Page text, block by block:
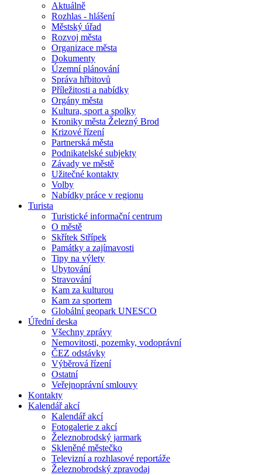
Aktuálně
Rozhlas - hlášení
Městský úřad
Rozvoj města
Organizace města
Dokumenty
Územní plánování
Správa hřbitovů
Příležitosti a nabídky
Orgány města
Kultura, sport a spolky
Kroniky města Železný Brod
Krizové řízení
Partnerská města
Podnikatelské subjekty
Závady ve městě
Užitečné kontakty
Volby
Nabídky práce v regionu
Turista
Turistické informační centrum
O městě
Skřítek Střípek
Památky a zajímavosti
Tipy na výlety
Ubytování
Stravování
Kam za kulturou
Kam za sportem
Globální geopark UNESCO
Úřední deska
Všechny zprávy
Nemovitosti, pozemky, vodoprávní
ČEZ odstávky
Výběrová řízení
Ostatní
Veřejnoprávní smlouvy
Kontakty
Kalendář akcí
Kalendář akcí
Fotogalerie z akcí
Železnobrodský jarmark
Skleněné městečko
Televizní a rozhlasové reportáže
Železnobrodský zpravodaj